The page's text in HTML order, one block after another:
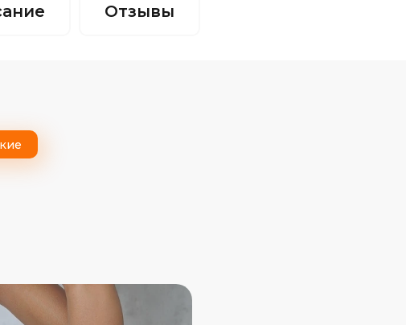
Отзывы